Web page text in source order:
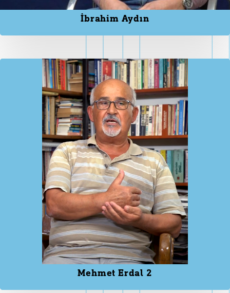
İbrahim Aydın
Mehmet Erdal 2